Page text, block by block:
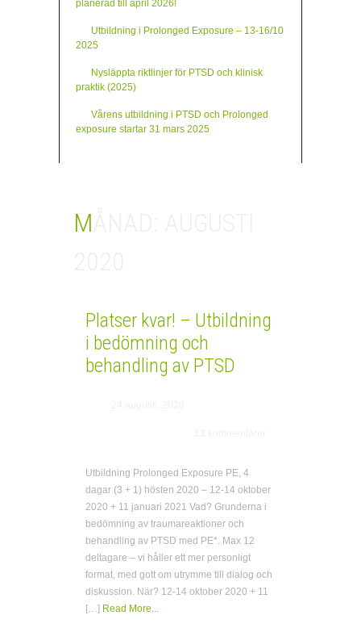
VÅRA PSYKOLOGER
NYHETER
planerad till april 2026!
Utbildning i Prolonged Exposure – 13-16/10
2025
Nysläppta riktlinjer för PTSD och klinisk
praktik (2025)
Vårens utbildning i PTSD och Prolonged
exposure startar 31 mars 2025
Platser kvar! – Utbildning
i bedömning och
behandling av PTSD
Utbildning Prolonged Exposure PE, 4
dagar (3 + 1) hösten 2020 – 12-14 oktober
2020 + 11 januari 2021 Vad? Grunderna i
bedömning av traumareaktioner och
behandling av PTSD med PE*. Max 12
deltagare – vi håller ett mer personligt
format, med gott om utrymme till dialog och
diskussion. När? 12-14 oktober 2020 + 11
[…] Read More...